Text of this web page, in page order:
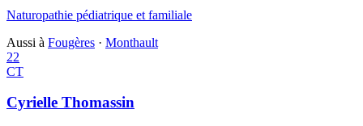
Naturopathie pédiatrique et familiale
Aussi à Fougères · Monthault
22
CT
Cyrielle Thomassin